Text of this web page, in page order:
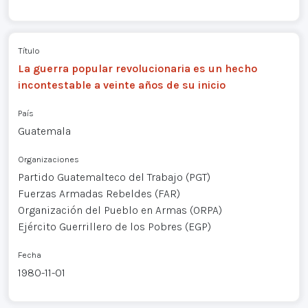
Título
La guerra popular revolucionaria es un hecho
incontestable a veinte años de su inicio
País
Guatemala
Organizaciones
Partido Guatemalteco del Trabajo (PGT)
Fuerzas Armadas Rebeldes (FAR)
Organización del Pueblo en Armas (ORPA)
Ejército Guerrillero de los Pobres (EGP)
Fecha
1980-11-01